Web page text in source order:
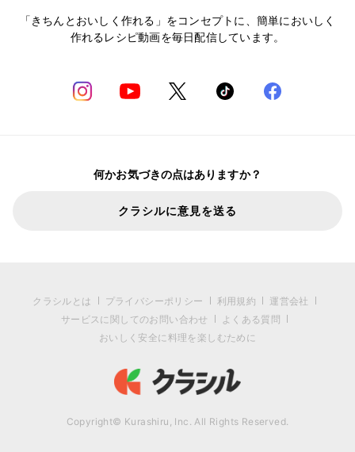
「きちんとおいしく作れる」をコンセプトに、簡単においしく
作れるレシピ動画を毎日配信しています。
何かお気づきの点はありますか？
クラシルに意見を送る
クラシルとは プライバシーポリシー 利用規約
運営会社
サービスに関してのお問い合わせ
よくある質問
おいしく安全に料理を楽しむために
Copyright© Kurashiru, Inc. All Rights Reserved.